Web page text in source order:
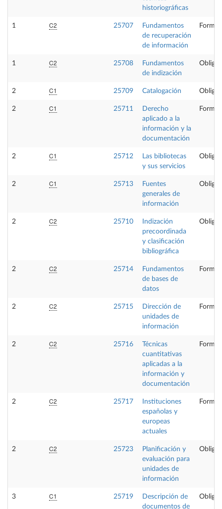
historiográficas
1 C2 25707
Fundamentos
de recuperación
de información
1 C2 25708
Fundamentos
de indización
2 C1 25709 Catalogación
2 C1 25711
Derecho
aplicado a la
información y la
documentación
2 C1 25712
Las bibliotecas
y sus servicios
2 C1 25713
Fuentes
generales de
información
2 C2 25710
Indización
precoordinada
y clasificación
bibliográfica
2 C2 25714
Fundamentos
de bases de
datos
2 C2 25715
Dirección de
unidades de
información
2 C2 25716
Técnicas
cuantitativas
aplicadas a la
información y
documentación
2 C2 25717
Instituciones
españolas y
europeas
actuales
2 C2 25723
Planificación y
evaluación para
unidades de
información
3 C1 25719
Descripción de
documentos de